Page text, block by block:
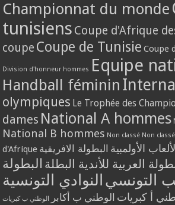
Championnat du monde
tunisiens Coupe d'Afrique
coupe Coupe de Tunisie Coupe
Division d'honneur hommes Equipe
Handball féminin
olympiques Le Trophée des
dames National A hommes
National B hommes Non classé Non
d'Afrique
الأولمبية البطولة الافريقية
العربية للأندية البطلة البطولة
التونسي النوادي التونسية
أ كبريات الوطني ب أكابر الوطني ب كبريات